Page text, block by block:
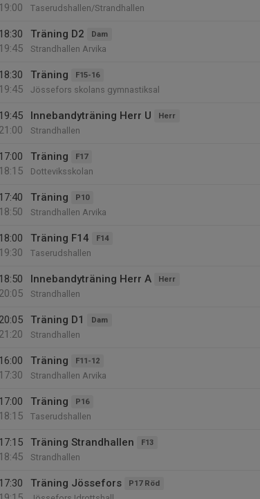
19:00
Taserudshallen/Strandhallen
18:30
19:45
Träning D2 Dam
Strandhallen Arvika
18:30
19:45
Träning F15-16
Jössefors skolans gymnastiksal
19:45
21:00
Innebandyträning Herr U Herr
Strandhallen
17:00
18:15
Träning F17
Dotteviksskolan
17:40
18:50
Träning P10
Strandhallen Arvika
18:00
19:30
Träning F14 F14
Taserudshallen
18:50
20:05
Innebandyträning Herr A Herr
Strandhallen
21:20
Träning D1 Dam
Strandhallen
16:00
17:30
Träning F11-12
Strandhallen Arvika
17:00
18:15
Träning P16
Taserudshallen
17:15
18:45
Träning Strandhallen F13
Strandhallen
17:30
Träning Jössefors P17 Röd